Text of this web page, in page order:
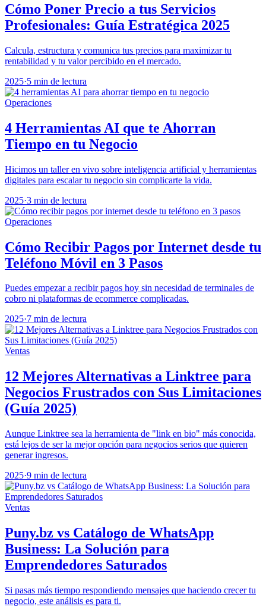
Cómo Poner Precio a tus Servicios
Profesionales: Guía Estratégica 2025
Calcula, estructura y comunica tus precios para maximizar tu
rentabilidad y tu valor percibido en el mercado.
2025·5 min de lectura
Operaciones
4 Herramientas AI que te Ahorran
Tiempo en tu Negocio
Hicimos un taller en vivo sobre inteligencia artificial y herramientas
digitales para escalar tu negocio sin complicarte la vida.
2025·3 min de lectura
Operaciones
Cómo Recibir Pagos por Internet desde tu
Teléfono Móvil en 3 Pasos
Puedes empezar a recibir pagos hoy sin necesidad de terminales de
cobro ni plataformas de ecommerce complicadas.
2025·7 min de lectura
Ventas
12 Mejores Alternativas a Linktree para
Negocios Frustrados con Sus Limitaciones
(Guía 2025)
Aunque Linktree sea la herramienta de "link en bio" más conocida,
está lejos de ser la mejor opción para negocios serios que quieren
generar ingresos.
2025·9 min de lectura
Ventas
Puny.bz vs Catálogo de WhatsApp
Business: La Solución para
Emprendedores Saturados
Si pasas más tiempo respondiendo mensajes que haciendo crecer tu
negocio, este análisis es para ti.